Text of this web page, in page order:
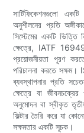
সার্টিফিকেশনগুলো
অনুশীলনের প্রতি
সিস্টেমের একটি ভিত্তি
ক্ষেত্রে, IATF 16949
প্রয়োজনীয়তা পূরণ করতে
পরিচালনা করতে
ব্যবস্থাপনার প্রতি
ক্ষেত্রে বা
অনুমোদন বা স্বীকৃত
ফিল্টার তৈরি করে যা
সক্ষমতার একটি সূচক।